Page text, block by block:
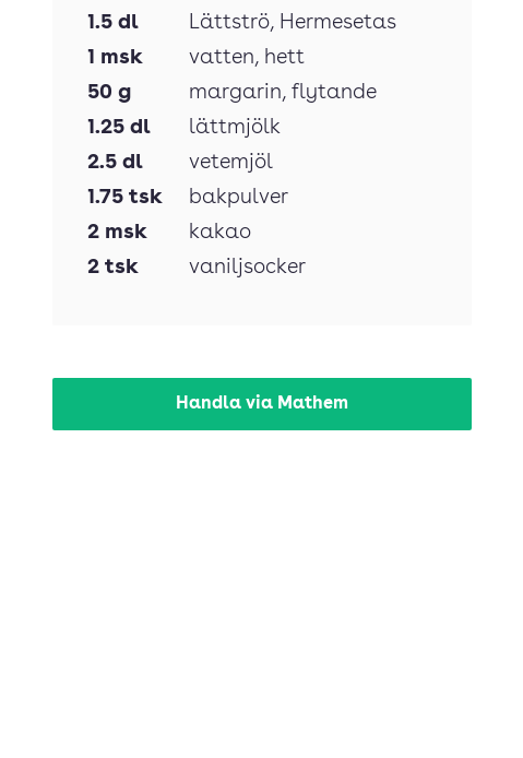
1.5 dl Lättströ, Hermesetas
1 msk vatten, hett
50 g margarin, flytande
1.25 dl
lättmjölk
2.5 dl
vetemjöl
1.75 tsk
bakpulver
2 msk
kakao
2 tsk vaniljsocker
Handla via Mathem